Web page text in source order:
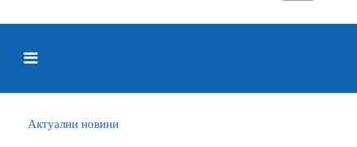
Актуални новини